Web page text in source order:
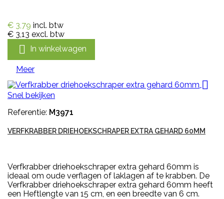
€ 3,79 incl. btw
€ 3,13 excl. btw
 In winkelwagen
Meer

Snel bekijken
Referentie: M3971
VERFKRABBER DRIEHOEKSCHRAPER EXTRA GEHARD 60MM
Verfkrabber driehoekschraper extra gehard 60mm is
ideaal om oude verflagen of laklagen af te krabben. De
Verfkrabber driehoekschraper extra gehard 60mm heeft
een Heftlengte van 15 cm, en een breedte van 6 cm.